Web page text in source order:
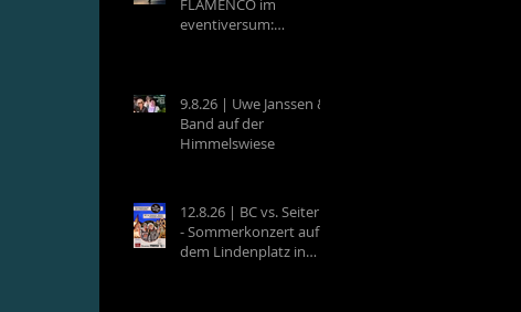
FLAMENCO im
eventiversum:
Baile
9.8.26 | Uwe Janssen &
Band auf der
Himmelswiese
12.8.26 | BC vs. Seiterle
- Sommerkonzert auf
dem Lindenplatz in